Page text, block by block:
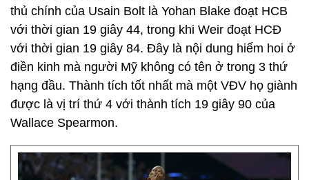
thủ chính của Usain Bolt là Yohan Blake đoạt HCB
với thời gian 19 giây 44, trong khi Weir đoạt HCĐ
với thời gian 19 giây 84. Đây là nội dung hiếm hoi ở
điền kinh mà người Mỹ không có tên ở trong 3 thứ
hạng đầu. Thành tích tốt nhất mà một VĐV họ giành
được là vị trí thứ 4 với thành tích 19 giây 90 của
Wallace Spearmon.